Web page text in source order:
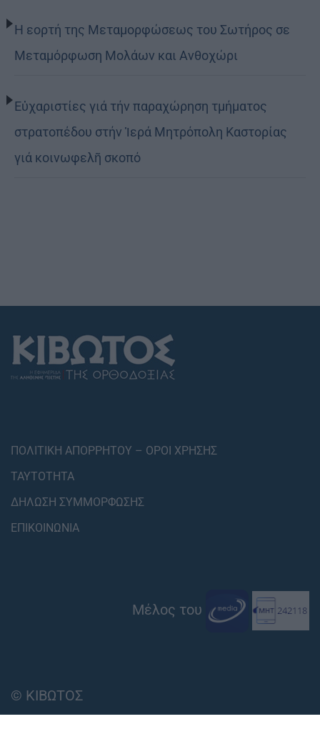
Η εορτή της Μεταμορφώσεως του Σωτήρος σε
Μεταμόρφωση Μολάων και Ανθοχώρι
Εὐχαριστίες γιά τήν παραχώρηση τμήματος
στρατοπέδου στήν Ἱερά Μητρόπολη Καστορίας
γιά κοινωφελῆ σκοπό
ΠΟΛΙΤΙΚΗ ΑΠΟΡΡΗΤΟΥ – ΟΡΟΙ ΧΡΗΣΗΣ
ΤΑΥΤΟΤΗΤΑ
ΔΗΛΩΣΗ ΣΥΜΜΟΡΦΩΣΗΣ
ΕΠΙΚΟΙΝΩΝΙΑ
Μέλος του
© ΚΙΒΩΤΟΣ